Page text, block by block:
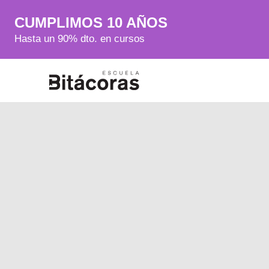
CUMPLIMOS 10 AÑOS
Hasta un 90% dto. en cursos